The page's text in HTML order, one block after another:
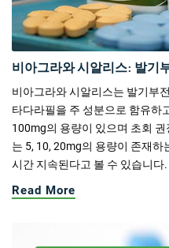
비아그라와 시알리스: 발기
비아그라와 시알리스는 발기부
타다라필을 주 성분으로 함유하
100mg의 용량이 있으며 초회
는 5, 10, 20mg의 용량이 존재
시간 지속된다고 볼 수 있습니다.
Read More